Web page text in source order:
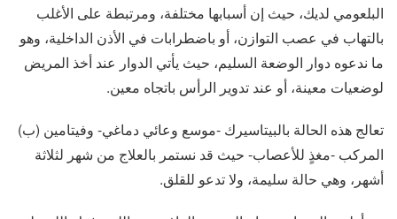
البلعومي لديك، حيث إن أسبابها مختلفة، ومرتبطة على الأغلب
بالتهاب في عصب التوازن، أو باضطرابات في الأذن الداخلية، وهو
ما ندعوه دوار الوضعة السليم، حيث يأتي الدوار عند أخذ المريض
لوضعيات معينة، أو عند تدوير الرأس باتجاه معين.
تعالج هذه الحالة بالبيتاسيرك -موسع وعائي دماغي- وفيتامين (ب)
المركب -مغذٍ للأعصاب- حيث قد نستمر بالعلاج من شهر لثلاثة
أشهر، وهي حالة سليمة، ولا تدعو للقلق.